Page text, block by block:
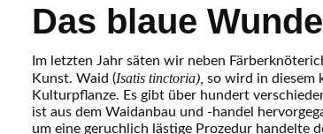
um eine geruchlich lästige Prozedur handelte
dass man die Waidbauern bat, die Türen zu
„auserzählt“, da die Monopolstellung für
hat einen geringeren Indigoanteil als
Anwendungsfelder wie Holzschutzmittel,
Sinne der Mehrfachnutzung, eine Chance für
dementsprechend als Beiprodukt ab und